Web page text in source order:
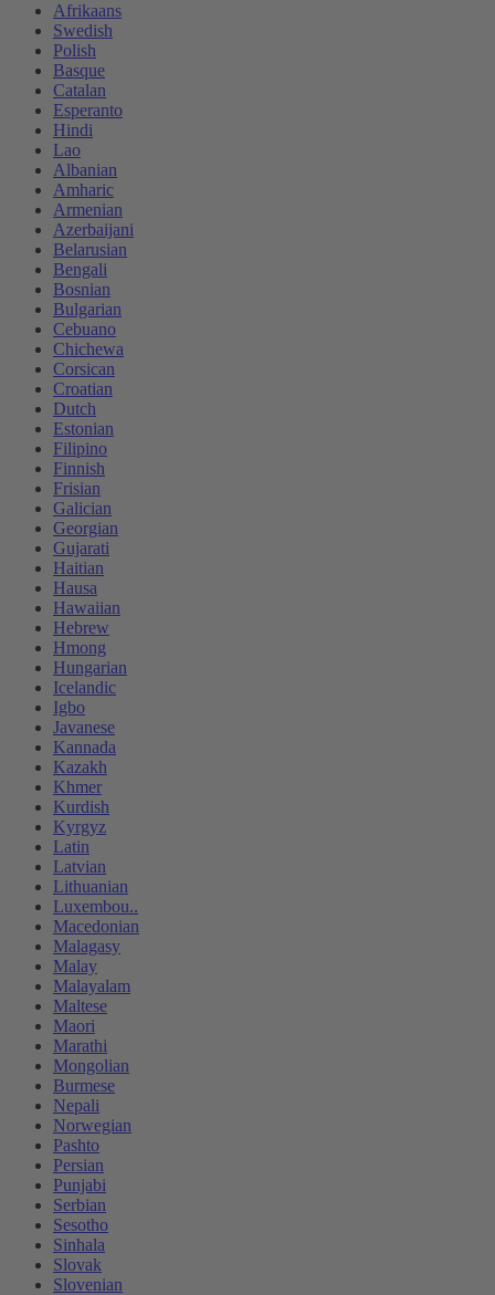
Afrikaans
Swedish
Polish
Basque
Catalan
Esperanto
Hindi
Lao
Albanian
Amharic
Armenian
Azerbaijani
Belarusian
Bengali
Bosnian
Bulgarian
Cebuano
Chichewa
Corsican
Croatian
Dutch
Estonian
Filipino
Finnish
Frisian
Galician
Georgian
Gujarati
Haitian
Hausa
Hawaiian
Hebrew
Hmong
Hungarian
Icelandic
Igbo
Javanese
Kannada
Kazakh
Khmer
Kurdish
Kyrgyz
Latin
Latvian
Lithuanian
Luxembou..
Macedonian
Malagasy
Malay
Malayalam
Maltese
Maori
Marathi
Mongolian
Burmese
Nepali
Norwegian
Pashto
Persian
Punjabi
Serbian
Sesotho
Sinhala
Slovak
Slovenian